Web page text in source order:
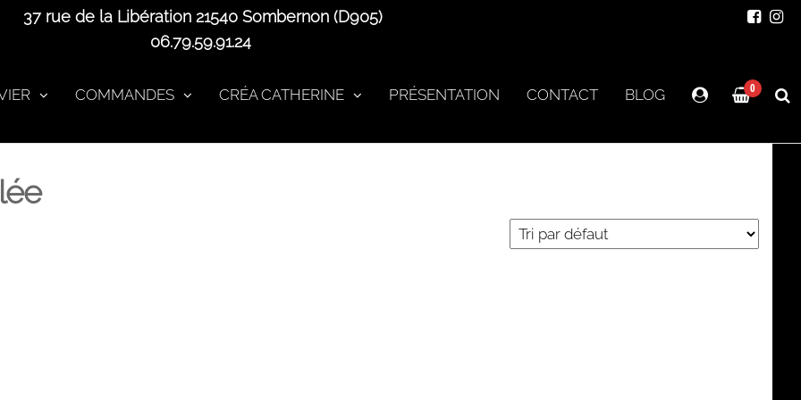
37 rue de la Libération 21540 Sombernon (D905)
06.79.59.91.24
0
COMMANDES CRÉA CATHERINE PRÉSENTATION CONTACT BLOG